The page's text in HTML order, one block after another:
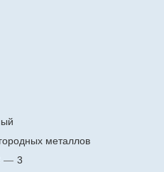
металлов
— 3